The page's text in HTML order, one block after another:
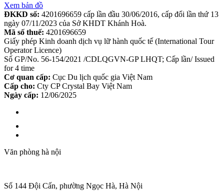
Xem bản đồ
ĐKKD số: 4201696659 cấp lần đầu 30/06/2016, cấp đổi lần thứ 13
ngày 07/11/2023 của Sở KHDT Khánh Hoà.
Mã số thuế: 4201696659
Giấy phép Kinh doanh dịch vụ lữ hành quốc tế (International Tour
Operator Licence)
Số GP/No. 56-154/2021 /CDLQGVN-GP LHQT; Cấp lần/ Issued
for 4 time
Cơ quan cấp: Cục Du lịch quốc gia Việt Nam
Cấp cho: Cty CP Crystal Bay Việt Nam
Ngày cấp: 12/06/2025
Văn phòng hà nội
Số 144 Đội Cấn, phường Ngọc Hà, Hà Nội